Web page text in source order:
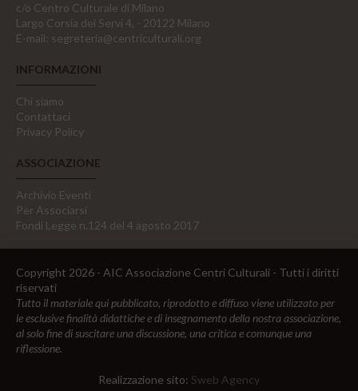
c/o Centro Culturale di Milano
Largo Corsia dei Servi 4, - 20122 Milano
E-mail: segreteria@centriculturali.org
INFORMAZIONI
Chi siamo
Contattaci
Privacy Policy
ASSOCIAZIONE
Archivio Eventi
Per Associarsi
Fondi Legge n.124 del 4 agosto 2017
Copyright 2026 - AIC Associazione Centri Culturali - Tutti i diritti
riservati
Tutto il materiale qui pubblicato, riprodotto e diffuso viene utilizzato per
le esclusive finalità didattiche e di insegnamento della nostra associazione,
al solo fine di suscitare una discussione, una critica e comunque una
riflessione.
Realizzazione sito: Sweb Agency